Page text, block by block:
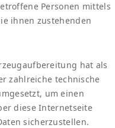
Personen mittels
ihnen zustehenden
hat als
zahlreiche technische
um einen
diese Internetseite
sicherzustellen.